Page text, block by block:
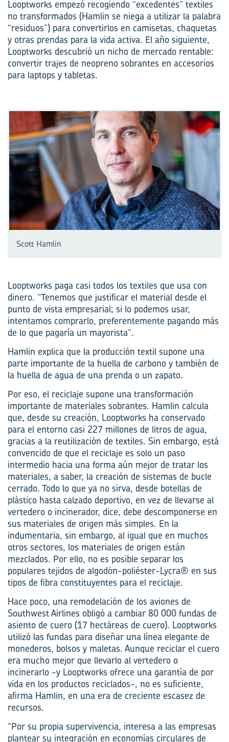
Looptworks empezó recogiendo “excedentes” textiles
no transformados (Hamlin se niega a utilizar la palabra
“residuos”) para convertirlos en camisetas, chaquetas
y otras prendas para la vida activa. El año siguiente,
Looptworks descubrió un nicho de mercado rentable:
convertir trajes de neopreno sobrantes en accesorios
para laptops y tabletas.
Scott Hamlin
Looptworks paga casi todos los textiles que usa con
dinero. “Tenemos que justificar el material desde el
punto de vista empresarial; si lo podemos usar,
intentamos comprarlo, preferentemente pagando más
de lo que pagaría un mayorista”.
Hamlin explica que la producción textil supone una
parte importante de la huella de carbono y también de
la huella de agua de una prenda o un zapato.
Por eso, el reciclaje supone una transformación
importante de materiales sobrantes. Hamlin calcula
que, desde su creación, Looptworks ha conservado
para el entorno casi 227 millones de litros de agua,
gracias a la reutilización de textiles. Sin embargo, está
convencido de que el reciclaje es solo un paso
intermedio hacia una forma aún mejor de tratar los
materiales, a saber, la creación de sistemas de bucle
cerrado. Todo lo que ya no sirva, desde botellas de
plástico hasta calzado deportivo, en vez de llevarse al
vertedero o incinerador, dice, debe descomponerse en
sus materiales de origen más simples. En la
indumentaria, sin embargo, al igual que en muchos
otros sectores, los materiales de origen están
mezclados. Por ello, no es posible separar los
populares tejidos de algodón-poliéster-Lycra® en sus
tipos de fibra constituyentes para el reciclaje.
Hace poco, una remodelación de los aviones de
Southwest Airlines obligó a cambiar 80 000 fundas de
asiento de cuero (17 hectáreas de cuero). Looptworks
utilizó las fundas para diseñar una línea elegante de
monederos, bolsos y maletas. Aunque reciclar el cuero
era mucho mejor que llevarlo al vertedero o
incinerarlo -y Looptworks ofrece una garantía de por
vida en los productos reciclados-, no es suficiente,
afirma Hamlin, en una era de creciente escasez de
recursos.
“Por su propia supervivencia, interesa a las empresas
plantear su integración en economías circulares de